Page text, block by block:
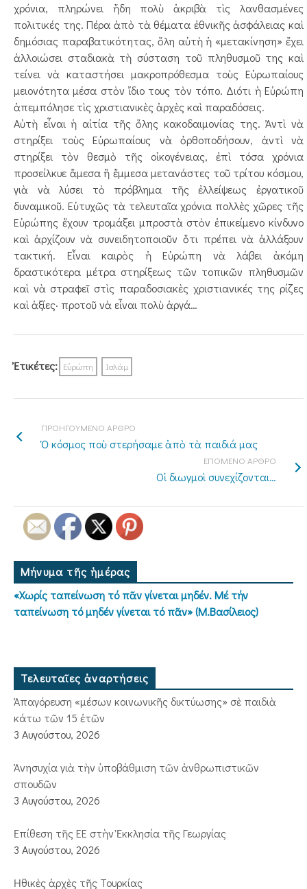
χρόνια, πληρώνει ἤδη πολὺ ἀκριβὰ τὶς λανθασμένες
πολιτικές της. Πέρα ἀπὸ τὰ θέματα ἐθνικῆς ἀσφάλειας καὶ
δημόσιας παραβατικότητας, ὅλη αὐτὴ ἡ «μετακίνηση» ἔχει
ἀλλοιώσει σταδιακὰ τὴ σύσταση τοῦ πληθυσμοῦ της καὶ
τείνει νὰ καταστήσει μακροπρόθεσμα τοὺς Εὐρωπαίους
μειονότητα μέσα στὸν ἴδιο τους τὸν τόπο. Διότι ἡ Εὐρώπη
ἀπεμπόλησε τὶς χριστιανικὲς ἀρχὲς καὶ παραδόσεις.
Αὐτὴ εἶναι ἡ αἰτία τῆς ὅλης κακοδαιμονίας της. Ἀντὶ νὰ
στηρίξει τοὺς Εὐρωπαίους νὰ ὀρθοποδήσουν, ἀντὶ νὰ
στηρίξει τὸν θεσμὸ τῆς οἰκογένειας, ἐπὶ τόσα χρόνια
προσείλκυε ἄμεσα ἢ ἔμμεσα μετανάστες τοῦ τρίτου κόσμου,
γιὰ νὰ λύσει τὸ πρόβλημα τῆς ἐλλείψεως ἐργατικοῦ
δυναμικοῦ. Εὐτυχῶς τὰ τελευταῖα χρόνια πολλὲς χῶρες τῆς
Εὐρώπης ἔχουν τρομάξει μπροστὰ στὸν ἐπικείμενο κίνδυνο
καὶ ἀρχίζουν νὰ συνειδητοποιοῦν ὅτι πρέπει νὰ ἀλλάξουν
τακτική. Εἶναι καιρὸς ἡ Εὐρώπη νὰ λάβει ἀκόμη
δραστικότερα μέτρα στηρίξεως τῶν τοπικῶν πληθυσμῶν
καὶ νὰ στραφεῖ στὶς παραδοσιακὲς χριστιανικές της ρίζες
καὶ ἀξίες· προτοῦ νὰ εἶναι πολὺ ἀργά…
Ἐτικέτες: Εὐρώπη Ισλάμ
ΠΡΟΗΓΟΥΜΕΝΟ ΑΡΘΡΟ
Ὁ κόσμος ποὺ στερήσαμε ἀπὸ τὰ παιδιά μας
ΕΠΟΜΕΝΟ ΑΡΘΡΟ
Οἱ διωγμοὶ συνεχίζονται…
Μήνυμα τῆς ἡμέρας
«Χωρίς ταπείνωση τό πᾶν γίνεται μηδέν. Μέ τήν
ταπείνωση τό μηδέν γίνεται τό πᾶν» (Μ.Βασίλειος)
Τελευταῖες ἀναρτήσεις
Ἀπαγόρευση «μέσων κοινωνικῆς δικτύωσης» σὲ παιδιὰ
κάτω τῶν 15 ἐτῶν
3 Αυγούστου, 2026
Ἀνησυχία γιὰ τὴν ὑποβάθμιση τῶν ἀνθρωπιστικῶν
σπουδῶν
3 Αυγούστου, 2026
Ἐπίθεση τῆς ΕΕ στὴν Ἐκκλησία τῆς Γεωργίας
3 Αυγούστου, 2026
Ἠθικὲς ἀρχὲς τῆς Τουρκίας